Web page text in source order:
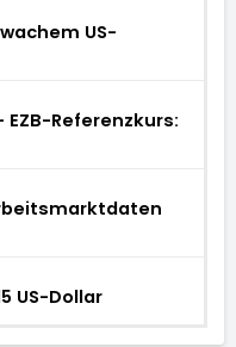
US-
Referenzkurs:
US-Dollar